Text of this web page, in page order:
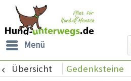
Menü
Übersicht Gedenksteine